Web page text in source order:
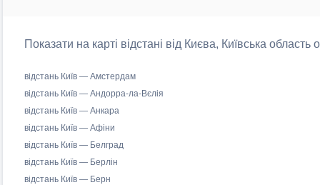
Показати на карті відстані від Києва, Київська
відстань Київ — Амстердам
відстань Київ — Андорра-ла-Вєлія
відстань Київ — Анкара
відстань Київ — Афіни
відстань Київ — Белград
відстань Київ — Берлін
відстань Київ — Берн